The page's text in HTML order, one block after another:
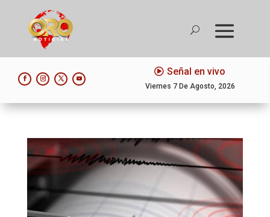
Señal en vivo
Viernes 7 De Agosto, 2026